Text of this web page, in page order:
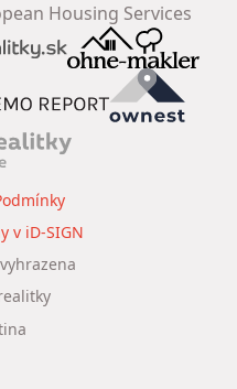
Housing Services
v iD-SIGN